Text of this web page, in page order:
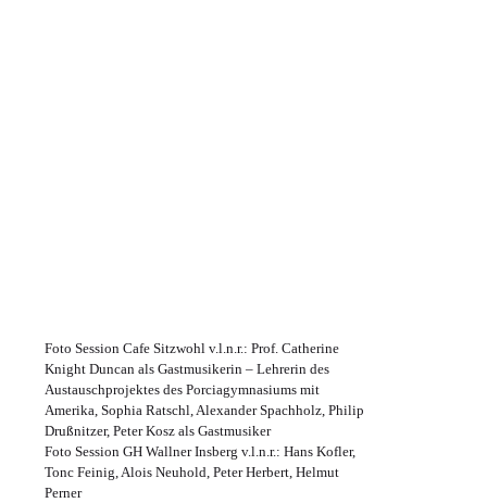
Foto Session Cafe Sitzwohl v.l.n.r.: Prof. Catherine
Knight Duncan als Gastmusikerin – Lehrerin des
Austauschprojektes des Porciagymnasiums mit
Amerika, Sophia Ratschl, Alexander Spachholz, Philip
Drußnitzer, Peter Kosz als Gastmusiker
Foto Session GH Wallner Insberg v.l.n.r.: Hans Kofler,
Tonc Feinig, Alois Neuhold, Peter Herbert, Helmut
Perner